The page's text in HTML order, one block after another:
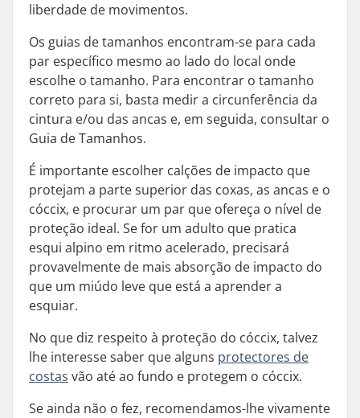
liberdade de movimentos.
Os guias de tamanhos encontram-se para cada
par específico mesmo ao lado do local onde
escolhe o tamanho. Para encontrar o tamanho
correto para si, basta medir a circunferência da
cintura e/ou das ancas e, em seguida, consultar o
Guia de Tamanhos.
É importante escolher calções de impacto que
protejam a parte superior das coxas, as ancas e o
cóccix, e procurar um par que ofereça o nível de
proteção ideal. Se for um adulto que pratica
esqui alpino em ritmo acelerado, precisará
provavelmente de mais absorção de impacto do
que um miúdo leve que está a aprender a
esquiar.
No que diz respeito à proteção do cóccix, talvez
lhe interesse saber que alguns protectores de
costas vão até ao fundo e protegem o cóccix.
Se ainda não o fez, recomendamos-lhe vivamente